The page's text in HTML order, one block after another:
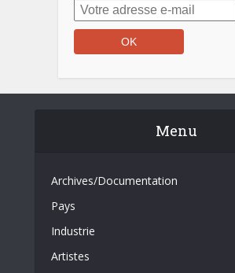
Menu
Archives/Documentation
Pays
Industrie
Artistes